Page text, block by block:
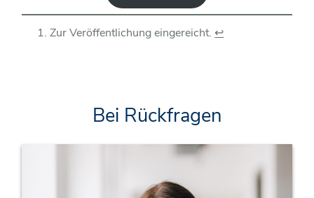
Zur Veröffentlichung eingereicht. ↩︎
Bei Rückfragen